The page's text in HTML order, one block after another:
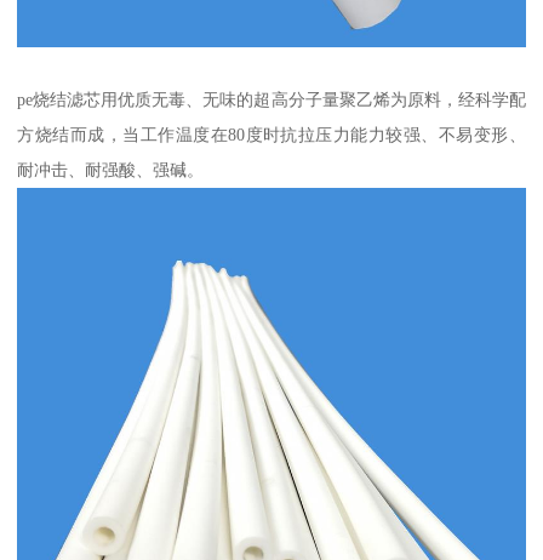
pe烧结滤芯用优质无毒、无味的超高分子量聚乙烯为原料，经科学配
方烧结而成，当工作温度在80度时抗拉压力能力较强、不易变形、
耐冲击、耐强酸、强碱。